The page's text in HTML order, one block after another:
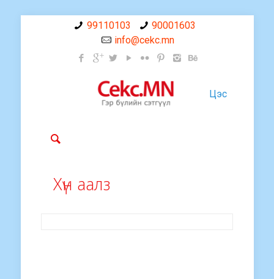
99110103
90001603
info@cekc.mn
Цэс
Хүн аалз